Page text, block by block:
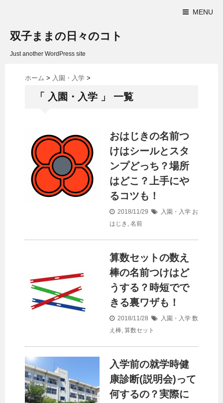
MENU
双子ままの日々のコト
Just another WordPress site
ホーム > 入園・入学 >
「 入園・入学 」 一覧
おはじきの名前つ
けはシールとスタ
ンプどっち？場所
はどこ？上手にや
るコツも！
2018/11/29 入園・入学 お
はじき , 名前
算数セットの数え
棒の名前つけはど
うする？時短でで
きる裏ワザも！
2018/11/28 入園・入学 数
え棒, 算数セット
入学前の就学時健
康診断(説明会)って
何するの？実際に